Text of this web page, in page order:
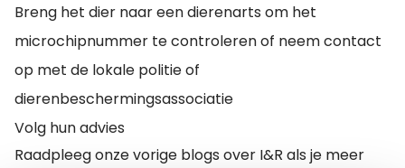
Breng het dier naar een dierenarts om het
microchipnummer te controleren of neem contact
op met de lokale politie of
dierenbeschermingsassociatie
Volg hun advies
Raadpleeg onze vorige blogs over I&R als je meer